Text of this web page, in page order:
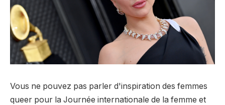
Vous ne pouvez pas parler d'inspiration des femmes
queer pour la Journée internationale de la femme et